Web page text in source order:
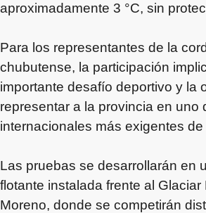
aproximadamente 3 °C, sin
Para los representantes de la
chubutense, la participación
importante desafío deportivo y la
representar a la provincia en uno
internacionales más exigentes
Las pruebas se desarrollarán en
flotante instalada frente al Glaciar
Moreno, donde se competirán